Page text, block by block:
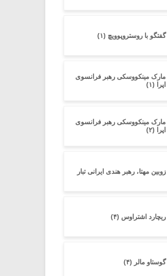
گفتگو با روستروپوویچ (۱)
مارک مینکووسکی رهبر فرانسوی
اپرا (۱)
مارک مینکووسکی رهبر فرانسوی
اپرا (۲)
زوبین مهتا، رهبر هندی ایرانی تبار
ریچارد اشتراوس (۴)
گوستاو مالر (۴)